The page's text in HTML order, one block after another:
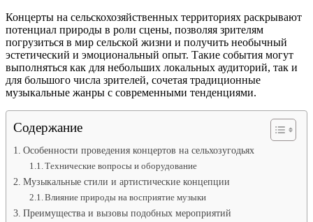
Концерты на сельскохозяйственных территориях раскрывают
потенциал природы в роли сцены, позволяя зрителям
погрузиться в мир сельской жизни и получить необычный
эстетический и эмоциональный опыт. Такие события могут
выполняться как для небольших локальных аудиторий, так и
для большого числа зрителей, сочетая традиционные
музыкальные жанры с современными тенденциями.
Содержание
Особенности проведения концертов на сельхозугодьях
Технические вопросы и оборудование
Музыкальные стили и артистические концепции
Влияние природы на восприятие музыки
Преимущества и вызовы подобных мероприятий